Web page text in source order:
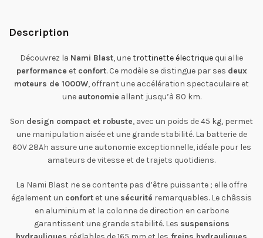
Description
Découvrez la Nami Blast, unetrottinette électrique qui allie
performance et confort. Ce modèle se distingue par ses deux
moteurs de 1000W, offrant une accélération spectaculaire et
une autonomie allant jusqu’à 80 km.
Son design compact et robuste, avec un poids de 45 kg, permet
une manipulation aisée et une grande stabilité. La batterie de
60V 28Ah assure une autonomie exceptionnelle, idéale pour les
amateurs de vitesse et de trajets quotidiens.
La Nami Blast ne se contente pas d’être puissante ; elle offre
également un confort et une sécurité remarquables. Le châssis
en aluminium et la colonne de direction en carbone
garantissent une grande stabilité. Les suspensions